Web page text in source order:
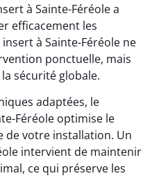
à Sainte-Féréole a
efficacement les
à Sainte-Féréole ne
ponctuelle, mais
sécurité globale.
adaptées, le
Féréole optimise le
de votre installation. Un
intervient de maintenir
ce qui préserve les